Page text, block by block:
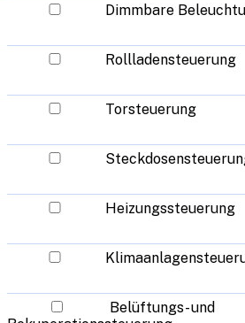
Dimmbare
Rollladensteuerung
Torsteuerung
Heizungssteuerung
Belüftungs- und